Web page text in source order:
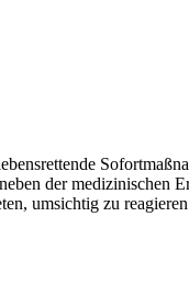
der medizinischen
umsichtig zu